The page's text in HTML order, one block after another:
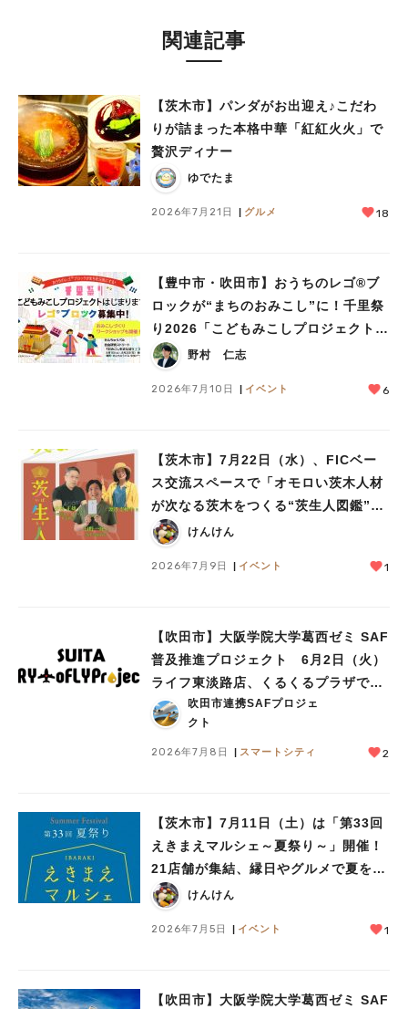
関連記事
【茨木市】パンダがお出迎え♪こだわ
りが詰まった本格中華「紅紅火火」で
贅沢ディナー
ゆでたま
2026年7月21日 グルメ 18
【豊中市・吹田市】おうちのレゴ®ブ
ロックが“まちのおみこし”に！千里祭
り2026「こどもみこしプロジェクト」
が始まります！！
野村 仁志
2026年7月10日 イベント 6
【茨木市】7月22日（水）、FICベー
ス交流スペースで「オモロい茨木人材
が次なる茨木をつくる“茨生人図鑑”」
が開催！けんけん
2026年7月9日 イベント 1
【吹田市】大阪学院大学葛西ゼミ SAF
普及推進プロジェクト 6月2日（火）
ライフ東淡路店、くるくるプラザで見
学会を実施吹田市連携SAFプロジェ
クト
2026年7月8日 スマートシティ 2
【茨木市】7月11日（土）は「第33回
えきまえマルシェ～夏祭り～」開催！
21店舗が集結、縁日やグルメで夏を満
喫♪
けんけん
2026年7月5日 イベント 1
【吹田市】大阪学院大学葛西ゼミ SAF